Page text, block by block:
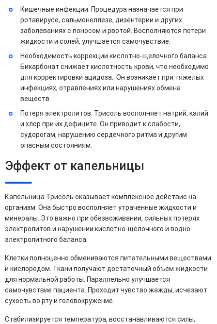
Кишечные инфекции. Процедура назначается при
ротавирусе, сальмонеллезе, дизентерии и других
заболеваниях с поносом и рвотой. Восполняются потери
жидкости и солей, улучшается самочувствие.
Необходимость коррекции кислотно-щелочного баланса.
Бикарбонат снижает кислотность крови, что необходимо
для корректировки ацидоза. Он возникает при тяжелых
инфекциях, отравлениях или нарушениях обмена
веществ.
Потеря электролитов. Трисоль восполняет натрий, калий
и хлор при их дефиците. Он приводит к слабости,
судорогам, нарушению сердечного ритма и другим
опасным состояниям.
Эффект от капельницы
Капельница Трисоль оказывает комплексное действие на
организм. Она быстро восполняет утраченные жидкости и
минералы. Это важно при обезвоживании, сильных потерях
электролитов и нарушении кислотно-щелочного и водно-
электролитного баланса.
Клетки полноценно обмениваются питательными веществами
и кислородом. Ткани получают достаточный объем жидкости
для нормальной работы. Параллельно улучшается
самочувствие пациента. Проходит чувство жажды, исчезают
сухость во рту и головокружение.
Стабилизируется температура, восстанавливаются силы,